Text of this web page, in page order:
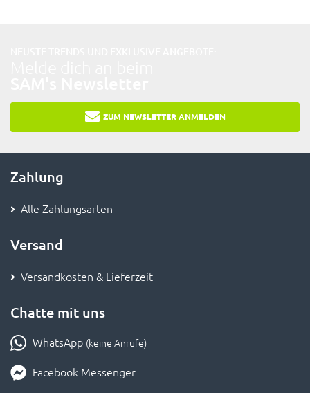
ZUM NEWSLETTER ANMELDEN
Zahlung
Alle Zahlungsarten
Versand
Versandkosten & Lieferzeit
Chatte mit uns
WhatsApp (keine Anrufe)
Facebook Messenger